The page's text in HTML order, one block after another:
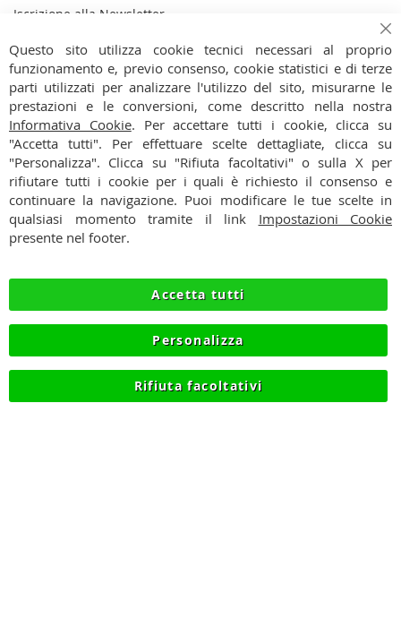
Iscrizione alla Newsletter
alla
nostra
Newsletter:
Iscriviti
Ho preso visione dell'Informativa Privacy
CONTATTI
CONDIZIONI
PAGAMENTI
PRIVACY
RECESSO
COOKIE
© 2012-2026 NIKMART.IT - P.IVA IT03420740130 - TEL
Questo sito utilizza cookie tecnici necessari al proprio
funzionamento e, previo consenso, cookie statistici e di terze
parti utilizzati per analizzare l'utilizzo del sito, misurarne le
prestazioni e le conversioni, come descritto nella nostra
Informativa Cookie. Per accettare tutti i cookie, clicca su
"Accetta tutti". Per effettuare scelte dettagliate, clicca su
"Personalizza". Clicca su "Rifiuta facoltativi" o sulla X per
rifiutare tutti i cookie per i quali è richiesto il consenso e
continuare la navigazione. Puoi modificare le tue scelte in
qualsiasi momento tramite il link Impostazioni Cookie
presente nel footer.
Accetta tutti
Personalizza
Rifiuta facoltativi